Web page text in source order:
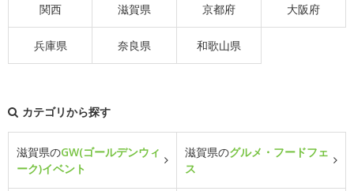
関西 滋賀県 京都府 大阪府
兵庫県 奈良県 和歌山県
カテゴリから探す
滋賀県のGW(ゴールデンウィ
ーク)イベント
滋賀県のグルメ・フードフェ
ス